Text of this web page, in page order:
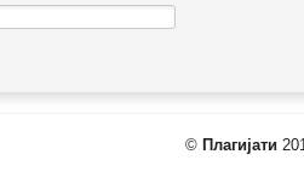
© Плагијати